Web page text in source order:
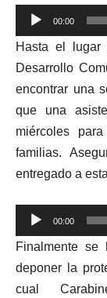
Reproductor
de
audio
00:00
Hasta el lugar
Desarrollo
encontrar una
que una
miércoles
familias.
entregado a
Reproductor
de
audio
00:00
Finalmente se
deponer la
cual